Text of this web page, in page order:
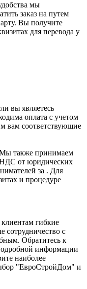
мы
заказ на путем
Вы получите
для перевода у
вы являетесь
оплата с учетом
вам соответствующие
также принимаем
НДС от юридических
за . Для
и процедуре
гибкие
сотрудничество с
Обратитесь к
информации
наиболее
"ЕвроСтройДом" и